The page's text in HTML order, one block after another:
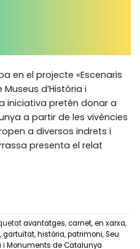
en el projecte «Escenaris
d’Història i
iniciativa pretén donar a
a partir de les vivències
a diversos indrets i
presenta el relat
avantatges,carnet,en xarxa,
,gartuïtat,història,patrimoni,Seu
i Monuments de Catalunya